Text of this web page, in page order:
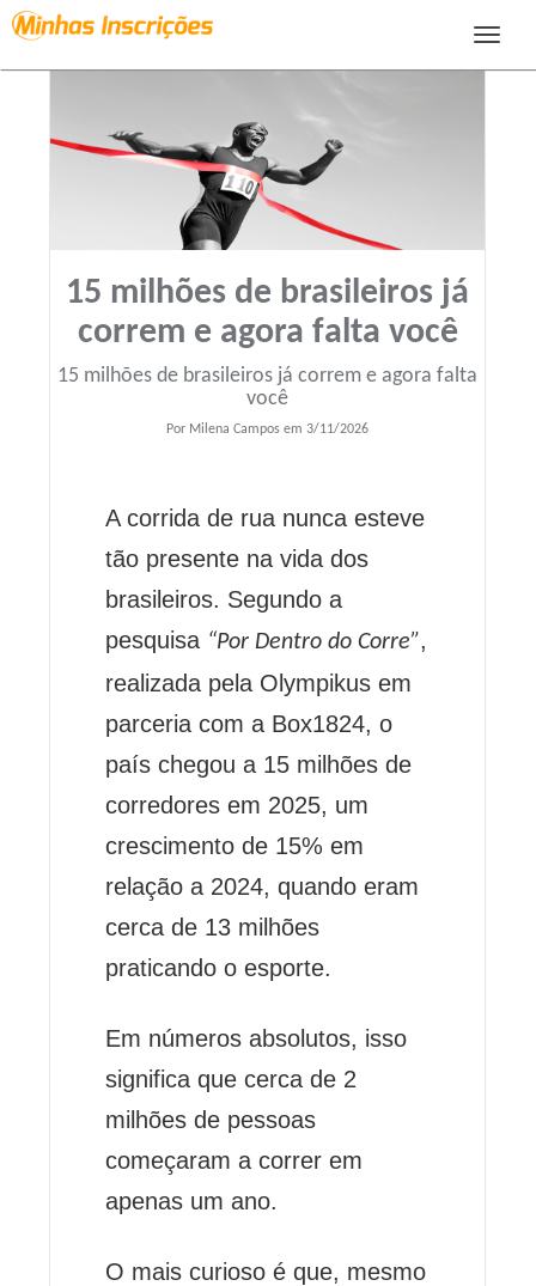
Toggle
15 milhões de brasileiros já
correm e agora falta você
15 milhões de brasileiros já correm e agora falta
você
Por Milena Campos em 3/11/2026
A corrida de rua nunca esteve
tão presente na vida dos
brasileiros. Segundo a
pesquisa “Por Dentro do Corre”,
realizada pela Olympikus em
parceria com a Box1824, o
país chegou a 15 milhões de
corredores em 2025, um
crescimento de 15% em
relação a 2024, quando eram
cerca de 13 milhões
praticando o esporte.
Em números absolutos, isso
significa que cerca de 2
milhões de pessoas
começaram a correr em
apenas um ano.
O mais curioso é que, mesmo